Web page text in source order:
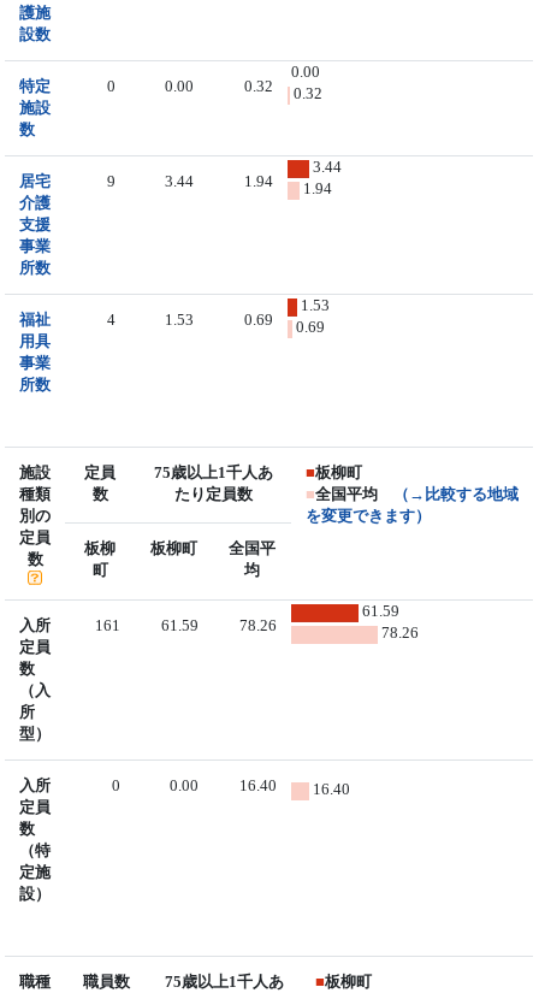
護施
設数
特定
施設
数
0 0.00 0.32
0.00
0.32
居宅
介護
支援
事業
所数
9 3.44 1.94
3.44
1.94
福祉
用具
事業
所数
4 1.53 0.69
1.53
0.69
施設
種類
別の
定員
数
定員
数
75歳以上1千人あ
たり定員数
■板柳町
■全国平均
（→比較する地域
を変更できます）
板柳
町
板柳町
全国平
均
入所
定員
数
（入
所
型）
161 61.59 78.26
61.59
78.26
入所
定員
数
（特
定施
設）
0 0.00 16.40 16.40
職種
職員数
75歳以上1千人あ
■板柳町